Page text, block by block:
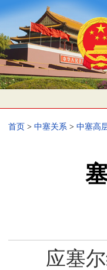
首页 > 中塞关系> 中塞高
应塞